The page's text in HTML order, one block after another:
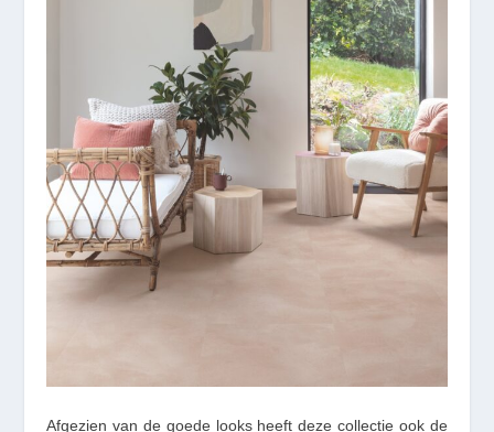
Afgezien van de goede looks heeft deze collectie ook de